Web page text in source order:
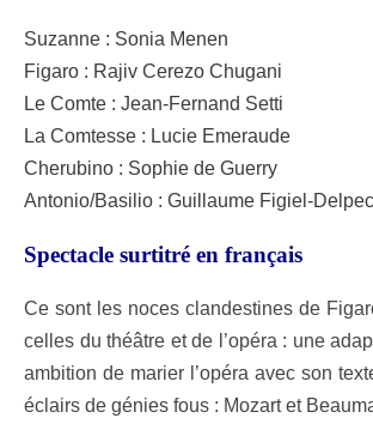
Suzanne : Sonia Menen
Figaro : Rajiv Cerezo Chugani
Le Comte : Jean-Fernand Setti
La Comtesse : Lucie Emeraude
Cherubino : Sophie de Guerry
Antonio/Basilio : Guillaume Figiel-
Spectacle surtitré en français
Ce sont les noces clandestines de
celles du théâtre et de l’opéra : une
ambition de marier l’opéra avec son
éclairs de génies fous : Mozart et